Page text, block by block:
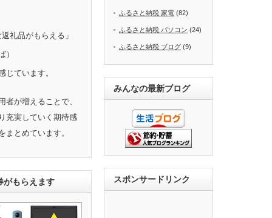
礼品がもらえる」
）
じています。
者が増えることで、
充実していく期待感
まとめています。
がもらえます
ふるさと納税 家電 (82)
ふるさと納税 パソコン (24)
ふるさと納税 ブログ (9)
みんなの最新ブログ
スポンサードリンク